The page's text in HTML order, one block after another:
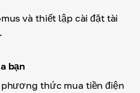
và thiết lập cài đặt tài
bạn
thức mua tiền điện